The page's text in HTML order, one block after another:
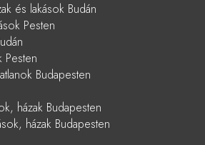
és lakások Budán
Pesten
Pesten
Budapesten
házak Budapesten
házak Budapesten